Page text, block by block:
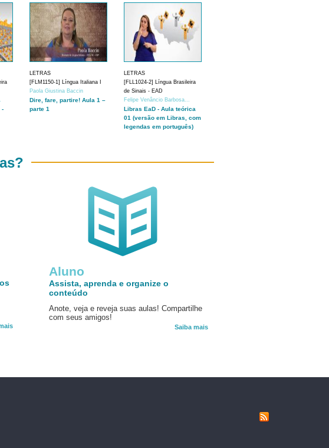
-
LETRAS
[FLM1150-1] Língua Italiana I
Paola Giustina Baccin
Dire, fare, partire! Aula 1 –
parte 1
LETRAS
[FLL1024-2] Língua Brasileira
de Sinais - EAD
Felipe Venâncio Barbosa...
Libras EaD - Aula teórica
01 (versão em Libras, com
legendas em português)
Aluno
Assista, aprenda e organize o
conteúdo
Anote, veja e reveja suas aulas! Compartilhe
com seus amigos!
Saiba mais